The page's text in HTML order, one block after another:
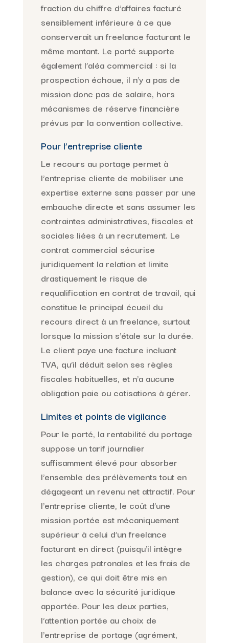
fraction du chiffre d’affaires facturé
sensiblement inférieure à ce que
conserverait un freelance facturant le
même montant. Le porté supporte
également l’aléa commercial : si la
prospection échoue, il n’y a pas de
mission donc pas de salaire, hors
mécanismes de réserve financière
prévus par la convention collective.
Pour l’entreprise cliente
Le recours au portage permet à
l’entreprise cliente de mobiliser une
expertise externe sans passer par une
embauche directe et sans assumer les
contraintes administratives, fiscales et
sociales liées à un recrutement. Le
contrat commercial sécurise
juridiquement la relation et limite
drastiquement le risque de
requalification en contrat de travail, qui
constitue le principal écueil du
recours direct à un freelance, surtout
lorsque la mission s’étale sur la durée.
Le client paye une facture incluant
TVA, qu’il déduit selon ses règles
fiscales habituelles, et n’a aucune
obligation paie ou cotisations à gérer.
Limites et points de vigilance
Pour le porté, la rentabilité du portage
suppose un tarif journalier
suffisamment élevé pour absorber
l’ensemble des prélèvements tout en
dégageant un revenu net attractif. Pour
l’entreprise cliente, le coût d’une
mission portée est mécaniquement
supérieur à celui d’un freelance
facturant en direct (puisqu’il intègre
les charges patronales et les frais de
gestion), ce qui doit être mis en
balance avec la sécurité juridique
apportée. Pour les deux parties,
l’attention portée au choix de
l’entreprise de portage (agrément,